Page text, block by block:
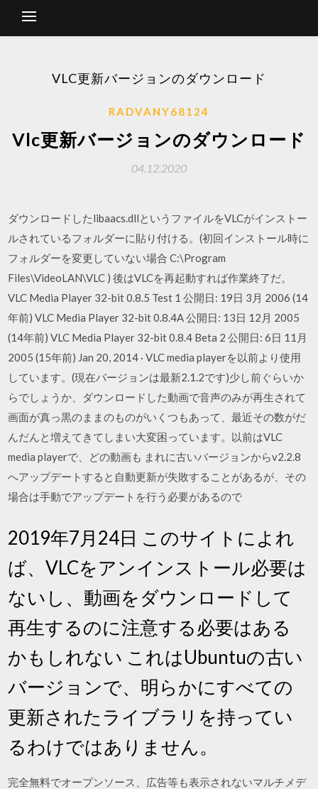
VLC更新バージョンのダウンロード
RADVANY68124
Vlc更新バージョンのダウンロード
04.12.2020
ダウンロードしたlibaacs.dllというファイルをVLCがインストー
ルされているフォルダーに貼り付ける。(初回インストール時に
フォルダーを変更していない場合 C:\Program
Files\VideoLAN\VLC ) 後はVLCを再起動すれば作業終了だ。
VLC Media Player 32-bit 0.8.5 Test 1 公開日: 19日 3月 2006 (14
年前) VLC Media Player 32-bit 0.8.4A 公開日: 13日 12月 2005
(14年前) VLC Media Player 32-bit 0.8.4 Beta 2 公開日: 6日 11月
2005 (15年前) Jan 20, 2014 · VLC media playerを以前より使用
しています。(現在バージョンは最新2.1.2です)少し前ぐらいか
らでしょうか、ダウンロードした動画で音声のみが再生されて
画面が真っ黒のままのものがいくつもあって、最近その数がだ
んだんと増えてきてしまい大変困っています。以前はVLC
media playerで、どの動画も まれに古いバージョンからv2.2.8
へアップデートすると自動更新が失敗することがあるが、その
場合は手動でアップデートを行う必要があるので
2019年7月24日 このサイトによれ
ば、VLCをアンインストール必要は
ないし、動画をダウンロードして
再生するのに注意する必要はある
かもしれない これはUbuntuの古い
バージョンで、明らかにすべての
更新されたライブラリを持ってい
るわけではありません。
完全無料でオープンソース、広告等も表示されないマルチメデ